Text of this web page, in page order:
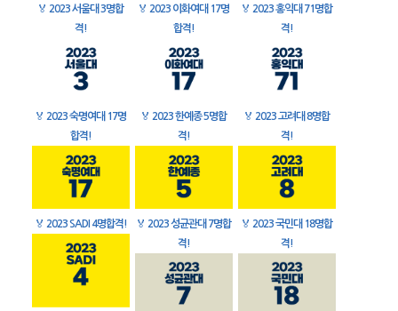
🏅 2023 서울대 3명합
격!
🏅 2023 이화여대 17명
합격!
🏅 2023 홍익대 71명합
격!
🏅 2023 숙명여대 17명
합격!
🏅 2023 한예종 5명합
격!
🏅 2023 고려대 8명합
격!
🏅 2023 SADI 4명합격! 🏅 2023 성균관대 7명합
격!
🏅 2023 국민대 18명합
격!